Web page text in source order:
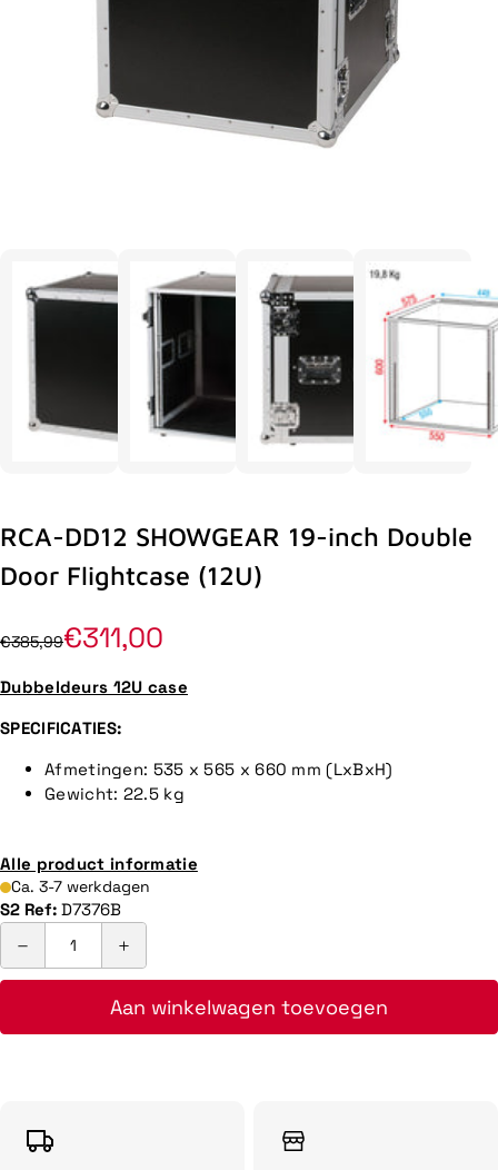
RCA-DD12 SHOWGEAR 19-inch Double
Door Flightcase (12U)
€385,99€311,00
Dubbeldeurs 12U case
SPECIFICATIES:
Afmetingen: 535 x 565 x 660 mm (LxBxH)
Gewicht: 22.5 kg
Alle product informatie
Ca. 3-7 werkdagen
S2 Ref: D7376B
Aan winkelwagen toevoegen